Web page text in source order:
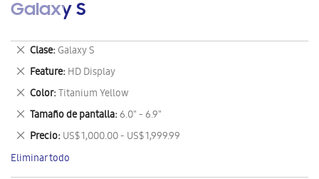
Galaxy S
Clase Galaxy S
Eliminar
este
artículo
Feature HD Display
Eliminar
este
artículo
Color Titanium Yellow
Eliminar
este
artículo
Tamaño de pantalla 6.0" - 6.9"
Eliminar
este
artículo
Precio US$ 1,000.00 - US$ 1,999.99
Eliminar
este
artículo
Eliminar todo